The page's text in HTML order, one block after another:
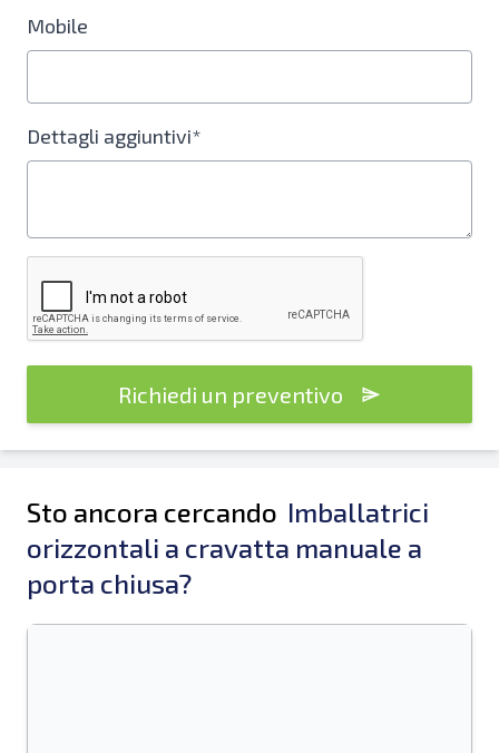
Mobile
Dettagli aggiuntivi*
Richiedi un preventivo
Sto ancora cercando Imballatrici
orizzontali a cravatta manuale a
porta chiusa?